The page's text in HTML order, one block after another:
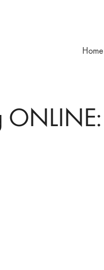
Home